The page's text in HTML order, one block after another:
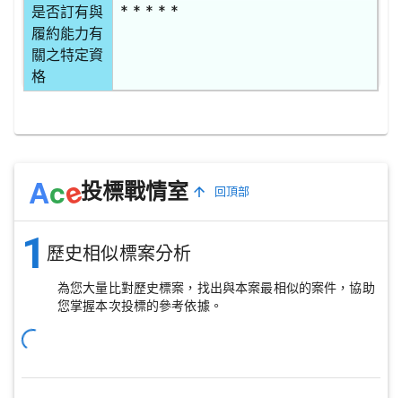
是否訂有與
履約能力有
關之特定資
格
* * * * *
Ace投標戰情室 回頂部
1 歷史相似標案分析
為您大量比對歷史標案，找出與本案最相似的案件，協助
您掌握本次投標的參考依據。